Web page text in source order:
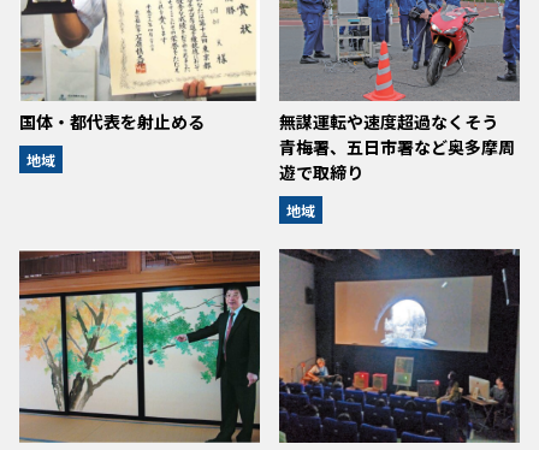
国体・都代表を射止める
地域
無謀運転や速度超過なくそう
青梅署、五日市署など奥多摩周
遊で取締り
地域